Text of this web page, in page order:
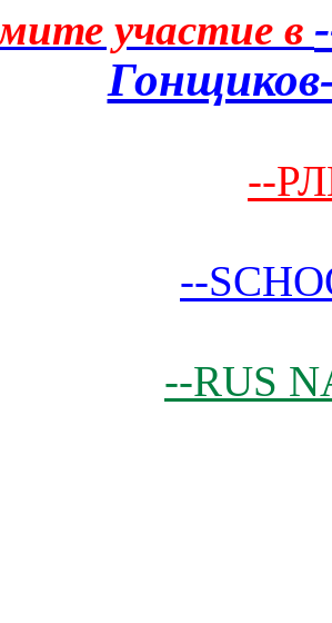
участие в
--
--
--RUS